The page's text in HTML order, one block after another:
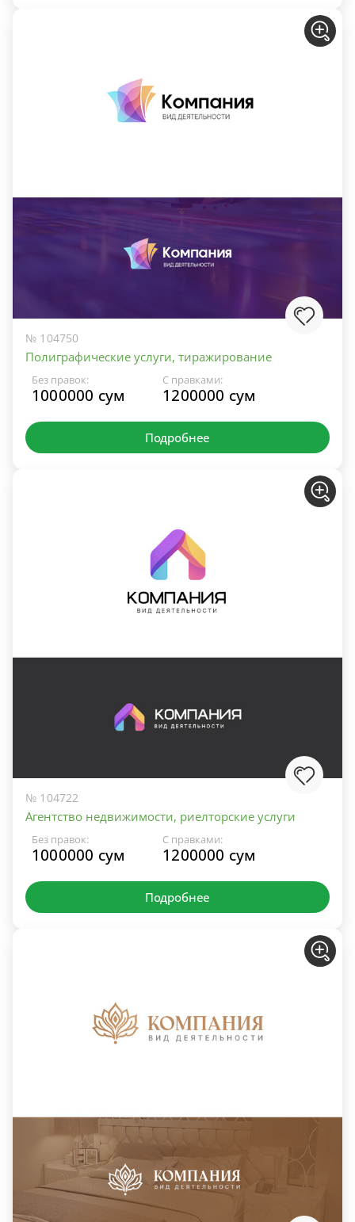
№ 104750
Полиграфические услуги, тиражирование
Без правок:
1000000 сум
С правками:
1200000 сум
Подробнее
№ 104722
Агентство недвижимости, риелторские услуги
Без правок:
1000000 сум
С правками:
1200000 сум
Подробнее